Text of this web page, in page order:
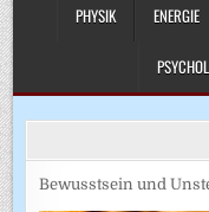
PHYSIK ENERGIE
Bewusstsein und